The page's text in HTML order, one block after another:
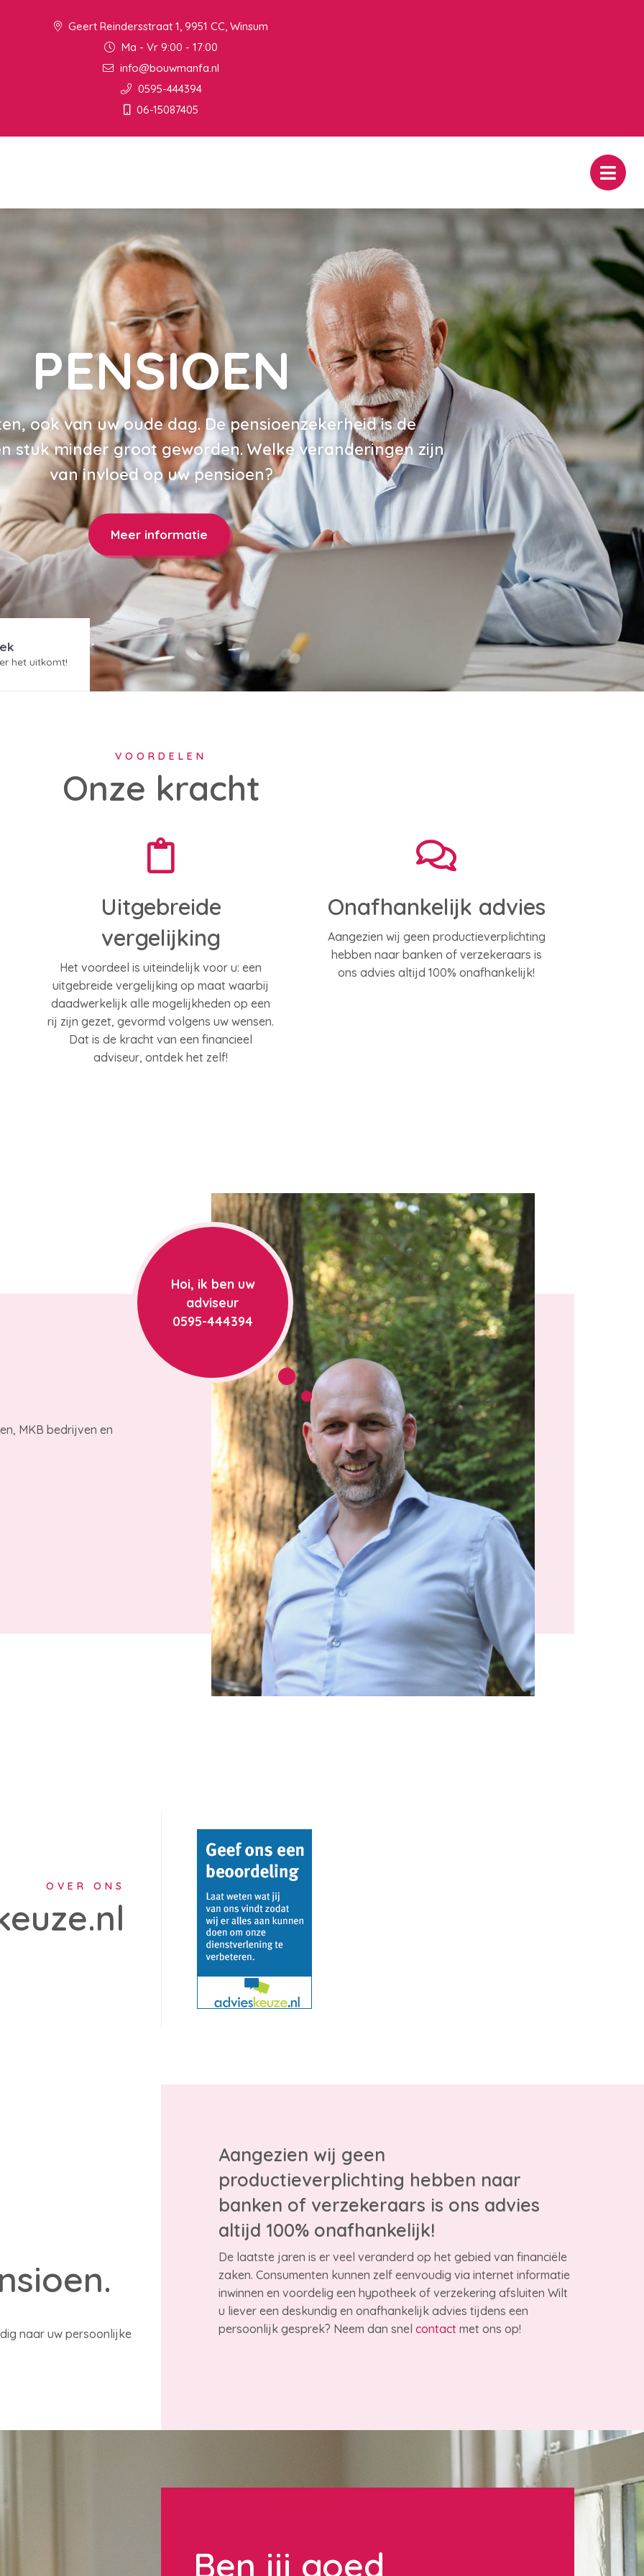
Geert Reindersstraat 1, 9951 CC, Winsum
Ma - Vr 9:00 - 17:00
info@bouwmanfa.nl
0595-444394
06-15087405
PENSIOEN
ook van uw oude dag. De pensioenzekerheid is de
stuk minder groot geworden. Welke veranderingen zijn
van invloed op uw pensioen?
Meer informatie
het uitkomt!
VOORDELEN
Onze kracht
Uitgebreide
vergelijking
Het voordeel is uiteindelijk voor u: een
uitgebreide vergelijking op maat waarbij
daadwerkelijk alle mogelijkheden op een
rij zijn gezet, gevormd volgens uw wensen.
Dat is de kracht van een financieel
adviseur, ontdek het zelf!
Onafhankelijk advies
Aangezien wij geen productieverplichting
hebben naar banken of verzekeraars is
ons advies altijd 100% onafhankelijk!
MKB bedrijven en
Hoi, ik ben uw
adviseur
0595-444394
OVER ONS
naar uw persoonlijke
Aangezien wij geen
productieverplichting hebben naar
banken of verzekeraars is ons advies
altijd 100% onafhankelijk!
De laatste jaren is er veel veranderd op het gebied van financiële
zaken. Consumenten kunnen zelf eenvoudig via internet informatie
inwinnen en voordelig een hypotheek of verzekering afsluiten Wilt
u liever een deskundig en onafhankelijk advies tijdens een
persoonlijk gesprek? Neem dan snel contact met ons op!
Ben jij goed